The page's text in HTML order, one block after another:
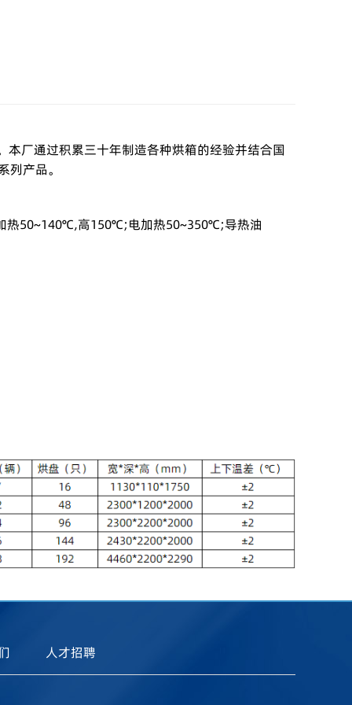
厂通过积累三十年制造各种烘箱的经验并结合国
产品。
50~140℃,高150℃;电加热50~350℃;导热油
人才招聘